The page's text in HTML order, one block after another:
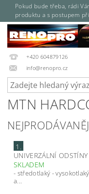
Pokud bude třeba, rádi
produktu a s postupem
+420 604879126
info@renopro.cz
MTN
1.
UNIVERZÁLNÍ
SKLADEM
- středotlaký -
a...